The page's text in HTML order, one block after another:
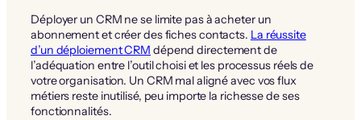
Déployer un CRM ne se limite pas à acheter un
abonnement et créer des fiches contacts. La réussite
d’un déploiement CRM dépend directement de
l’adéquation entre l’outil choisi et les processus réels de
votre organisation. Un CRM mal aligné avec vos flux
métiers reste inutilisé, peu importe la richesse de ses
fonctionnalités.